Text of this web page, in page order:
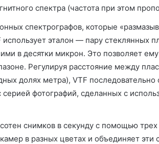
спектра (частота при этом
спектрографов, которые
использует эталон — пару стеклянных
в десятки микрон. Это позволяет
Регулируя расстояние между
долях метра), VTF
фотографий, сделанных с
снимков в секунду с помощью
в разных цветах и объединяет эти